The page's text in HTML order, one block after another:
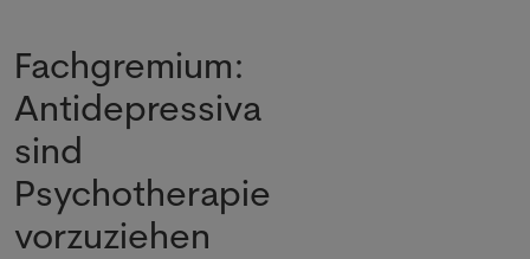
Fachgremium:
Antidepressiva
sind
Psychotherapie
vorzuziehen